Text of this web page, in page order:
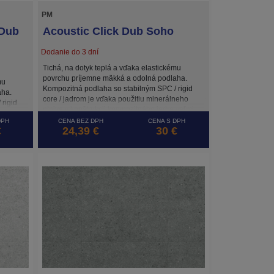
rigid
PM
Acoustic Click Dub Soho
Dodanie do 3 dní
Tichá, na dotyk teplá a vďaka elastickému
povrchu príjemne mäkká a odolná podlaha.
Kompozitná podlaha so stabilným SPC / rigid
core / jadrom je vďaka použitiu minerálneho
plniva v konštrukcii kompozitného jadra veľmi
stabilná aj pri častých zmenách teploty. Podlaha
je vybavená integrovanou zvukovo-izolačnou
CENA BEZ DPH
24,39 €
CENA S DPH
30 €